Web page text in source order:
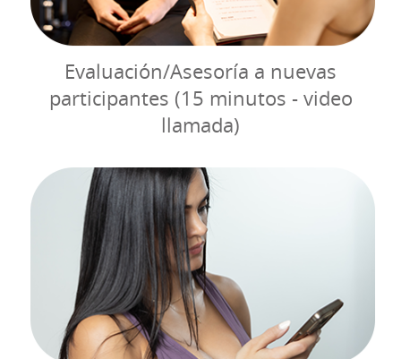
Evaluación/Asesoría a nuevas
participantes (15 minutos - video
llamada)